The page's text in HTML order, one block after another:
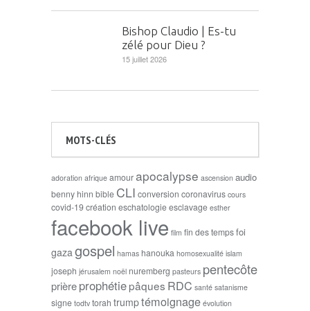
Bishop Claudio | Es-tu
zélé pour Dieu ?
15 juillet 2026
MOTS-CLÉS
adoration afrique amourapocalypse ascension audio
benny hinn bible CLI conversion coronavirus cours
covid-19création eschatologieesclavage esther
facebook live film fin des tempsfoi
gazagospel hamas hanouka homosexualité islam
joseph jérusalem noël nuremberg pasteurs pentecôte
prièreprophétiepâques RDC santé satanisme
signe todtv torah trumptémoignage évolution